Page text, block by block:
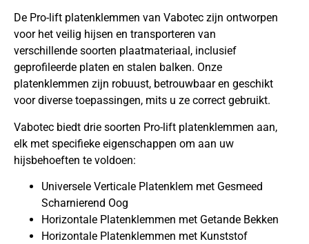
De Pro-lift platenklemmen van Vabotec zijn ontworpen
voor het veilig hijsen en transporteren van
verschillende soorten plaatmateriaal, inclusief
geprofileerde platen en stalen balken. Onze
platenklemmen zijn robuust, betrouwbaar en geschikt
voor diverse toepassingen, mits u ze correct gebruikt.
Vabotec biedt drie soorten Pro-lift platenklemmen aan,
elk met specifieke eigenschappen om aan uw
hijsbehoeften te voldoen:
Universele Verticale Platenklem met Gesmeed
Scharnierend Oog
Horizontale Platenklemmen met Getande Bekken
Horizontale Platenklemmen met Kunststof